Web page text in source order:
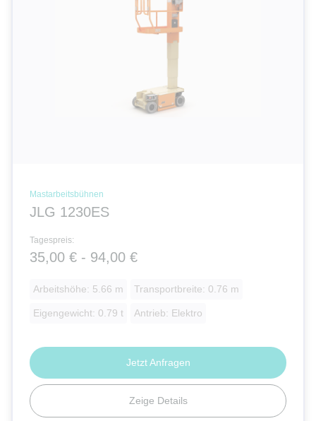
Mastarbeitsbühnen
JLG 1230ES
Tagespreis:
35,00 € - 94,00 €
Arbeitshöhe: 5.66 m Transportbreite: 0.76 m
Eigengewicht: 0.79 t Antrieb: Elektro
Zeige Details
Jetzt Anfragen